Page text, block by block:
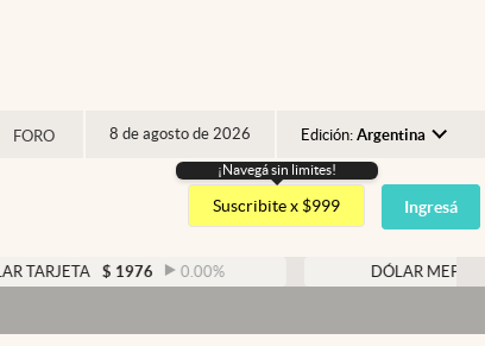
FORO 8 de agosto de 2026 Edición: Argentina
Argentina
España
USA
¡Navegá sin limites!
Suscribite x $999 Ingresá
$ 1976 0.00% DÓLAR MEP $ 1526,03